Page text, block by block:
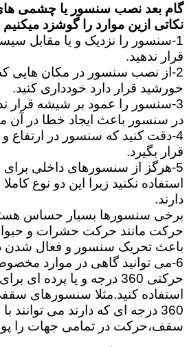
گام بعد نصب سنسور یا چشمی
نکاتی ازین موارد را گوشزد میکنیم
1-سنسور را نزدیک و یا مقابل
قرار ندهید.
2-از نصب سنسور در مکان هایی
خورشید قرار دارد خودداری کنید.
3-سنسور را عمود بر شیشه قرار
در سنسور باعث ایجاد خطا در آن
4-دقت کنید که سنسور در ارتفاع و
قرار بگیرد.
5-هرگز از سنسورهای داخلی
استفاده نکنید زیرا این دو نوع
دارند.
برخی سنسورها بسیار حساس
حرکت مانند حرکت حشرات و
باعث تحریک سنسور و فعال شدن
6-می توانید گاهی در موارد
حرکتی 360 درجه و یا پرده
استفاده کنید.مثلا سنسورهای
360 درجه ای که دارند می
سقف،حرکت در تمامی جهات را